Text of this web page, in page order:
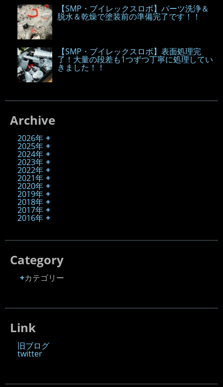
【SMP・ブイレックスロボ】パーツ洗浄＆
脱水＆乾燥で塗装前の準備完了です！！
【SMP・ブイレックスロボ】表面処理完
了！大量の段差も1つずつ丁寧に処理してい
きました！！
Archive
2026年
2025年
2024年
2023年
2022年
2021年
2020年
2019年
2018年
2017年
2016年
Category
カテゴリー
Link
旧ブログ
twitter